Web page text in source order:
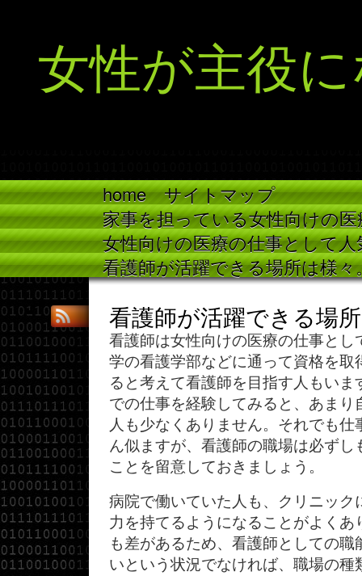
女性が主役
home
サイトマップ
家事を担っている女性向けの
女性向けの医療の仕事として
看護師が活躍できる場所は様々
看護師が活躍できる場
看護師は女性向けの医療の仕事とし
学の看護学部などに通って資格を取
ると考えて看護師を目指す人もい
での仕事を経験してみると、あま
人も少なくありません。それでも
ん似ますが、看護師の職場は必ず
ことを留意しておきましょう。
病院で働いていた人も、クリニック
力を持てるようになることがよく
も差があるため、看護師としての
いという状況でなければ、職場の